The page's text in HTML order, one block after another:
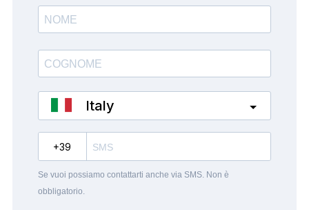
Italy
Se vuoi possiamo contattarti anche via SMS. Non è
obbligatorio.